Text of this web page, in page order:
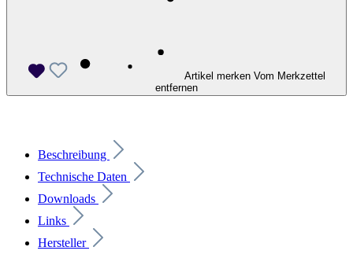
Artikel merken Vom Merkzettel
entfernen
Beschreibung
Technische Daten
Downloads
Links
Hersteller